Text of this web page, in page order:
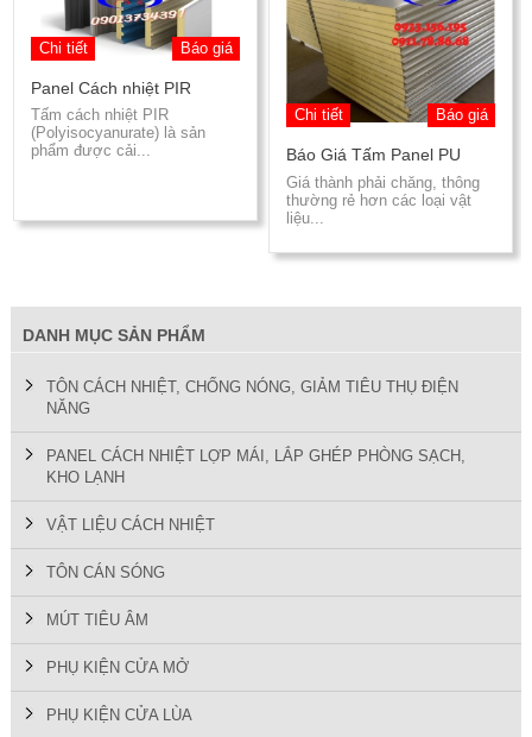
Chi tiết Báo giá
Panel Cách nhiệt PIR
Tấm cách nhiệt PIR
(Polyisocyanurate) là sản
phẩm được cải...
Chi tiết Báo giá
Báo Giá Tấm Panel PU
Giá thành phải chăng, thông
thường rẻ hơn các loại vật
liệu...
DANH MỤC SẢN PHẨM
TÔN CÁCH NHIỆT, CHỐNG NÓNG, GIẢM TIÊU THỤ ĐIỆN
NĂNG
PANEL CÁCH NHIỆT LỢP MÁI, LẮP GHÉP PHÒNG SẠCH,
KHO LẠNH
VẬT LIỆU CÁCH NHIỆT
TÔN CÁN SÓNG
MÚT TIÊU ÂM
PHỤ KIỆN CỬA MỞ
PHỤ KIỆN CỬA LÙA